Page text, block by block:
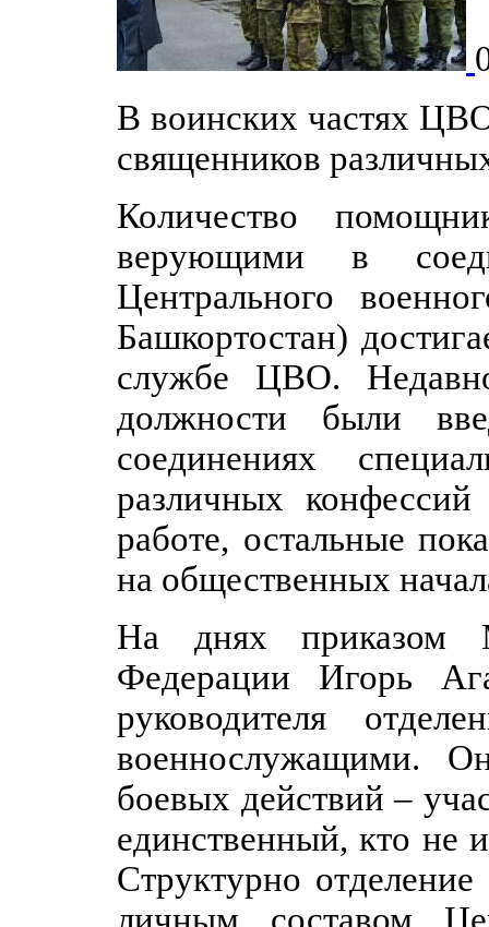
В воинских частях
священников
Количество
верующими в
Центрального
Башкортостан)
службе ЦВО.
должности были
соединениях
различных
работе, остальные
на общественных
На днях приказом
Федерации Игорь
руководителя
военнослужащими.
боевых действий –
единственный, кто не
Структурно
личным составом